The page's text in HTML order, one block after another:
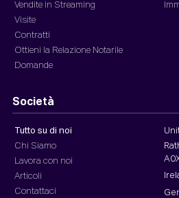
Vendite in Streaming
Visite
Contratti
Ottieni la Relazione Notarile
Domande
Società
Tutto su di noi
Chi Siamo
Lavora con noi
Articoli
Contattaci